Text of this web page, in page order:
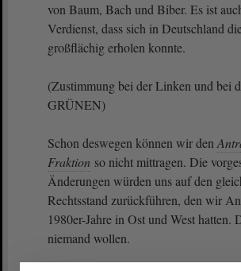
von Baum, Bach und Biber. Es ist
Verdienst, dass sich in Deutschland
großflächig erholen konnte.
(Zustimmung bei der Linken und bei
GRÜNEN)
Schon deswegen können wir den
Fraktion so nicht mittragen. Die
Änderungen würden uns auf den
Rechtsstand zurückführen, den wir
1980er-Jahre in Ost und West hatten.
niemand wollen.